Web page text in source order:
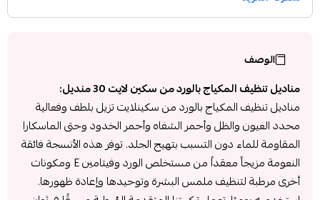
الوصف
مناديل تنظيف المكياج بالورد من سكين لايت 30 منديل:
مناديل تنظيف المكياج بالورد من سكينلايت تزيل بلطف وفعالية
محدد العيون والظل وأحمر الشفاه وأحمر الخدود وحتى الماسكارا
المقاومة للماء دون التسبب بتهيج الجلد. توفر هذه الأنسجة فائقة
النعومة مزيجاً معقداً من مستخلص الورد وفيتامين E ومكونات
أخرى مرطبة لتنظيف ملمس البشرة وتوحيدها وإعادة ظهورها.